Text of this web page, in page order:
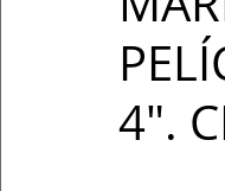
4".